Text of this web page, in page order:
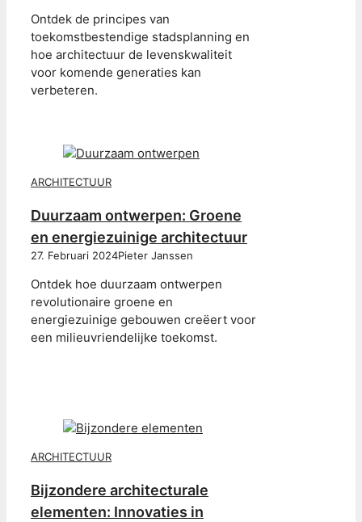
Ontdek de principes van
toekomstbestendige stadsplanning en
hoe architectuur de levenskwaliteit
voor komende generaties kan
verbeteren.
ARCHITECTUUR
Duurzaam ontwerpen: Groene
en energiezuinige architectuur
27. Februari 2024Pieter Janssen
Ontdek hoe duurzaam ontwerpen
revolutionaire groene en
energiezuinige gebouwen creëert voor
een milieuvriendelijke toekomst.
ARCHITECTUUR
Bijzondere architecturale
elementen: Innovaties in